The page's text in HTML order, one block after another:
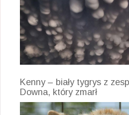
Kenny – biały tygrys z
Downa, który zmarł